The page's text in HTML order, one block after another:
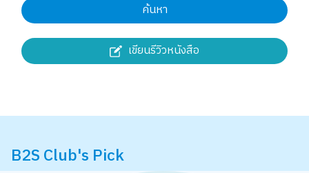
ค้นหา
เขียนรีวิวหนังสือ
B2S Club's Pick